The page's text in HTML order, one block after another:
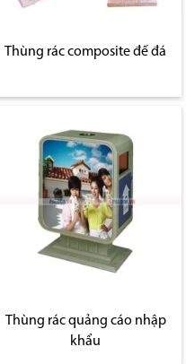
Thùng rác composite đế đá
Thùng rác quảng cáo nhập
khẩu